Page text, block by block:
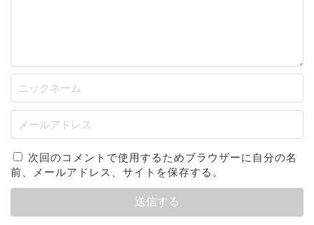
次回のコメントで使用するためブラウザーに自分の名
前、メールアドレス、サイトを保存する。